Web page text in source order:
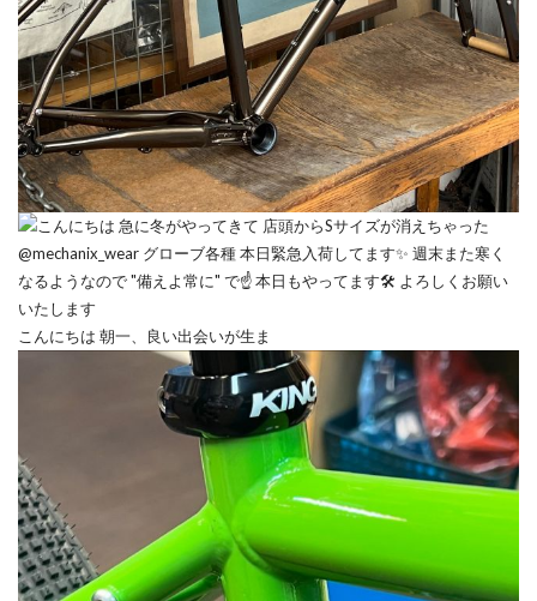
こんにちは 朝一、良い出会いが生ま